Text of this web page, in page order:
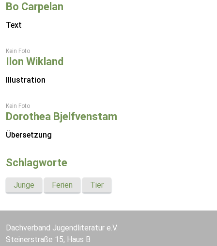
Bo Carpelan
Text
Kein Foto
Ilon Wikland
Illustration
Kein Foto
Dorothea Bjelfvenstam
Übersetzung
Schlagworte
Junge Ferien Tier
Dachverband Jugendliteratur e.V.
Steinerstraße 15, Haus B